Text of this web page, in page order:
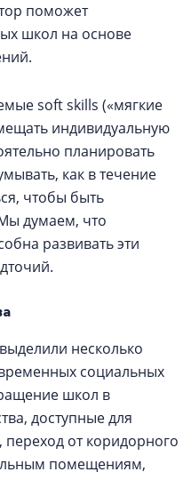
поможет
школ на основе
soft skills («мягкие
индивидуальную
планировать
как в течение
чтобы быть
думаем, что
развивать эти
несколько
социальных
школ в
доступные для
от коридорного
помещениям,